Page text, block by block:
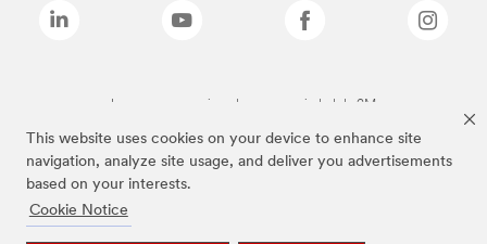
This website uses cookies on your device to enhance site
navigation, analyze site usage, and deliver you advertisements
based on your interests.
Cookie Notice
Las marcas mencionadas son propiedad de 3M